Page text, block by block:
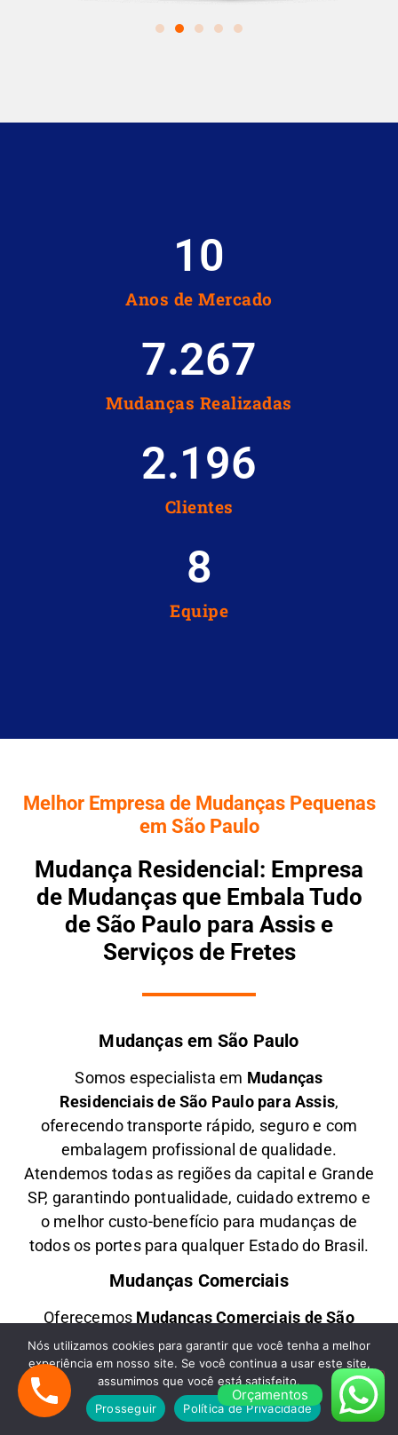
Anos de Mercado
10
Mudanças Realizadas
7.267
Clientes
2.196
Equipe
8
Melhor Empresa de Mudanças Pequenas
em São Paulo
Mudança Residencial: Empresa
de Mudanças que Embala Tudo
de São Paulo para Assis e
Serviços de Fretes
Mudanças em São Paulo
Somos especialista em Mudanças
Residenciaisde São Paulo para Assis,
oferecendo transporte rápido, seguro e com
embalagem profissional de qualidade.
Atendemos todas as regiões da capital e Grande
SP, garantindo pontualidade, cuidado extremo e
o melhor custo-benefício para mudanças de
todos os portes para qualquer Estado do Brasil.
Mudanças Comerciais
Oferecemos Mudanças Comerciais de São
Paulo para Assiscom agilidade, planejamento e
segurança, ideal para empresas, escritórios e
lojas comerciais. Transportamos móveis,
equipamentos modernos e documentos
Orçamentos
Nós utilizamos cookies para garantir que você tenha a melhor
experiência em nosso site. Se você continua a usar este site,
assumimos que você está satisfeito.
Prosseguir
Política de Privacidade